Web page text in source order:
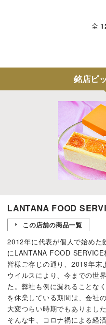
全
銘店ピ
LANTANA FOOD
この店舗の商品一覧
2012年に代表が個人で始めた
にLANTANA FOOD SERVICE
皆様ご存じの通り、2019年末
ウイルスにより、今までの世
た。弊社も例に漏れることな
を休業している期間は、会社
大変つらい時期でもありました
そんな中、コロナ禍による経